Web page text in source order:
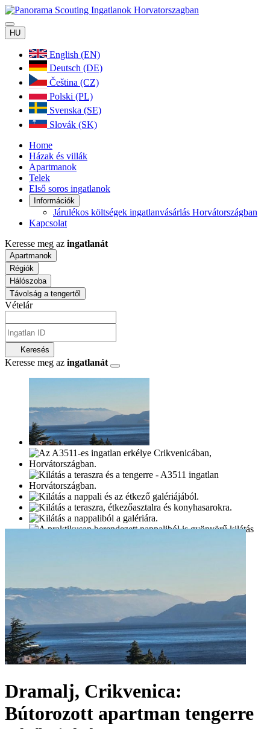
HU
English (EN)
Deutsch (DE)
Čeština (CZ)
Polski (PL)
Svenska (SE)
Slovák (SK)
Home
Házak és villák
Apartmanok
Telek
Első soros ingatlanok
Információk
Járulékos költségek ingatlanvásárlás Horvátországban
Kapcsolat
Keresse meg az ingatlanát
Apartmanok
Régiók
Hálószoba
Távolság a tengertől
Vételár
Keresés
Keresse meg az ingatlanát
Dramalj, Crikvenica:
Bútorozott apartman tengerre